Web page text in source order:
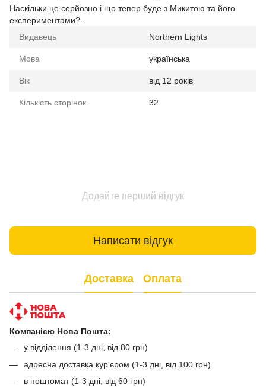
Наскільки це серйозно і що тепер буде з Микитою та його
експериментами?..
Видавець
Northern Lights
Мова українська
Вік від 12 років
Кількість сторінок 32
Додайте перший відгук
Написати відгук
Доставка Оплата
Компанією Нова Пошта:
у відділення (1-3 дні, від 80 грн)
адресна доставка кур'єром (1-3 дні, від 100 грн)
в поштомат (1-3 дні, від 60 грн)